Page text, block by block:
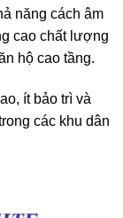
năng cách âm
cao chất lượng
hộ cao tầng.
ít bảo trì và
các khu dân